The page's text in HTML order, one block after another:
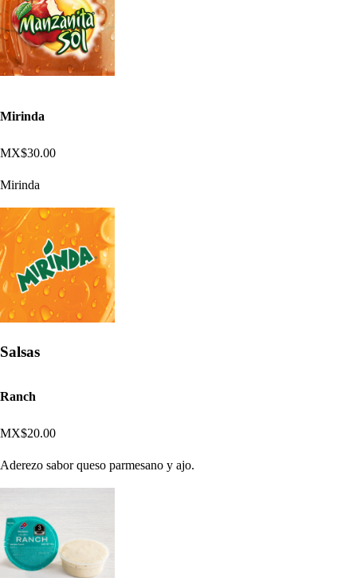
Mirinda
MX$30.00
Mirinda
Salsas
Ranch
MX$20.00
Aderezo sabor queso parmesano y ajo.